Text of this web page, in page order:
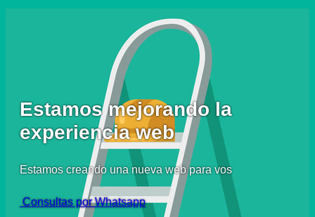
Estamos mejorando la
experiencia web
Estamos creando una nueva web para vos
Consultas por Whatsapp